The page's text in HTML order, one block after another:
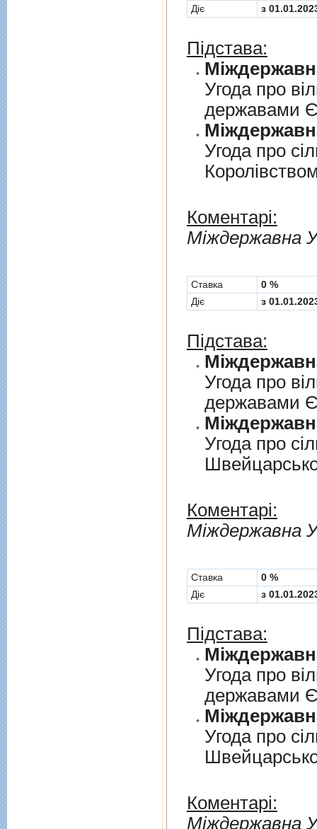
Діє
з
Підстава:
Угода про
державами
Угода про
Коментарі:
Мiждержавна
Cтавка
0 %
Діє
з
Підстава:
Угода про
державами
Угода про
Коментарі:
Мiждержавна
Cтавка
0 %
Діє
з
Підстава:
Угода про
державами
Угода про
Коментарі:
Мiждержавна